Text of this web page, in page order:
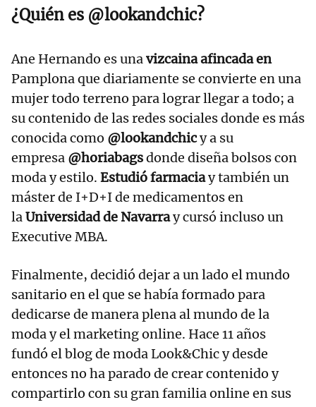
¿Quién es @lookandchic?
Ane Hernando es unavizcaina afincada en
Pamplona que diariamente se convierte en una
mujer todo terreno para lograr llegar a todo; a
su contenido de las redes sociales donde es más
conocida como @lookandchicy a su
empresa @horiabagsdonde diseña bolsos con
moda y estilo. Estudió farmaciay también un
máster de I+D+I de medicamentos en
laUniversidad de Navarray cursó incluso un
Executive MBA.
Finalmente, decidió dejar a un lado el mundo
sanitario en el que se había formado para
dedicarse de manera plena al mundo de la
moda y el marketing online. Hace 11 años
fundó el blog de moda Look&Chic y desde
entonces no ha parado de crear contenido y
compartirlo con su gran familia online en sus